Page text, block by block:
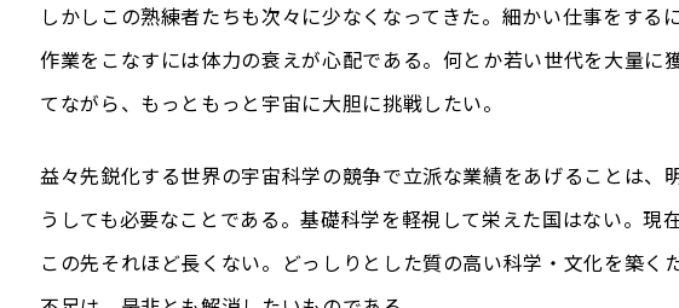
しかしこの熟練者たちも次々に少なくなってきた。細かい仕事をする
作業をこなすには体力の衰えが心配である。何とか若い世代を大量に
てながら、もっともっと宇宙に大胆に挑戦したい。
益々先鋭化する世界の宇宙科学の競争で立派な業績をあげることは、
うしても必要なことである。基礎科学を軽視して栄えた国はない。現
この先それほど長くない。どっしりとした質の高い科学・文化を築く